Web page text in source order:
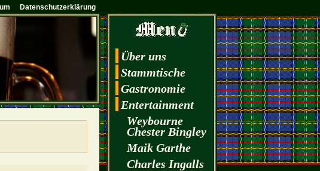
Datenschutzerklärung
Über uns
Stamm­ti­sche
Gas­tro­no­mie
En­ter­tain­ment
Wey­bourne
Ches­ter Bin­gley
Maik Garthe
Charles In­galls